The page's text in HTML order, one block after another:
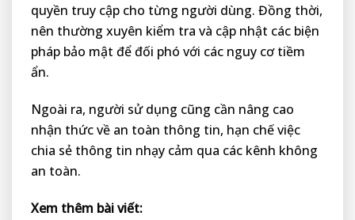
quyền truy cập cho từng người dùng. Đồng thời,
nên thường xuyên kiểm tra và cập nhật các biện
pháp bảo mật để đối phó với các nguy cơ tiềm
ẩn.
Ngoài ra, người sử dụng cũng cần nâng cao
nhận thức về an toàn thông tin, hạn chế việc
chia sẻ thông tin nhạy cảm qua các kênh không
an toàn.
Xem thêm bài viết: